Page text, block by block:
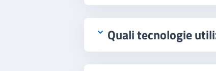
Quali tecnologie